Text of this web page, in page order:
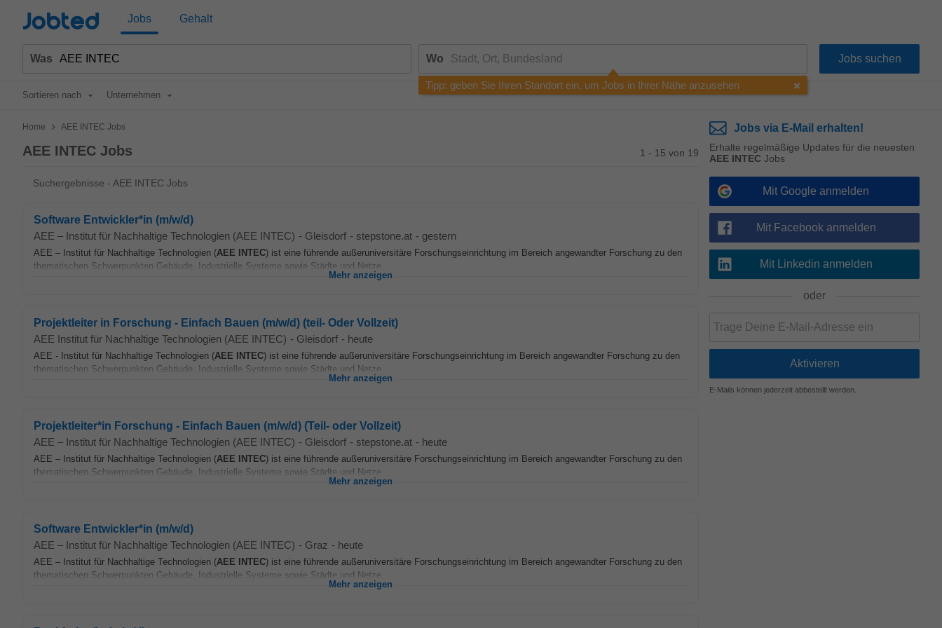
Jobted Jobs Gehalt
Was Wo
Tipp: geben Sie Ihren Standort ein, um Jobs in Ihrer Nähe anzusehen
Sortieren nach Unternehmen
Home > AEE INTEC Jobs
AEE INTEC Jobs 1 - 15 von 19
Suchergebnisse - AEE INTEC Jobs
Software Entwickler*in (m/w/d)
AEE – Institut für Nachhaltige Technologien (AEE INTEC) - Gleisdorf - stepstone.at - gestern
AEE – Institut für Nachhaltige Technologien (AEE INTEC) ist eine führende außeruniversitäre Forschungseinrichtung im Bereich angewandter Forschung zu den
thematischen Schwerpunkten Gebäude, Industrielle Systeme sowie Städte und Netze...
Mehr anzeigen
Projektleiter in Forschung - Einfach Bauen (m/w/d) (teil- Oder Vollzeit)
AEE Institut für Nachhaltige Technologien (AEE INTEC) - Gleisdorf - heute
AEE - Institut für Nachhaltige Technologien (AEE INTEC) ist eine führende außeruniversitäre Forschungseinrichtung im Bereich angewandter Forschung zu den
thematischen Schwerpunkten Gebäude, Industrielle Systeme sowie Städte und Netze...
Mehr anzeigen
Projektleiter*in Forschung - Einfach Bauen (m/w/d) (Teil- oder Vollzeit)
AEE – Institut für Nachhaltige Technologien (AEE INTEC) - Gleisdorf - stepstone.at - heute
AEE – Institut für Nachhaltige Technologien (AEE INTEC) ist eine führende außeruniversitäre Forschungseinrichtung im Bereich angewandter Forschung zu den
thematischen Schwerpunkten Gebäude, Industrielle Systeme sowie Städte und Netze...
Mehr anzeigen
Software Entwickler*in (m/w/d)
AEE – Institut für Nachhaltige Technologien (AEE INTEC) - Graz - heute
AEE – Institut für Nachhaltige Technologien (AEE INTEC) ist eine führende außeruniversitäre Forschungseinrichtung im Bereich angewandter Forschung zu den
thematischen Schwerpunkten Gebäude, Industrielle Systeme sowie Städte und Netze...
Mehr anzeigen
Jobs via E-Mail erhalten!
Erhalte regelmäßige Updates für die neuesten
AEE INTEC Jobs
Mit Google anmelden
Mit Facebook anmelden
Mit Linkedin anmelden
oder
E-Mails können jederzeit abbestellt werden.